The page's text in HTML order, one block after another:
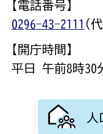
【電話番号】
0296-43-2111 (
【開庁時間】
平日 午前8時30